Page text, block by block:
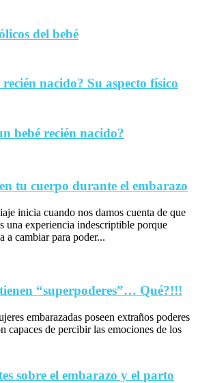
del bebé
nacido? Su aspecto físico
bebé recién nacido?
tu cuerpo durante el embarazo
inicia cuando nos damos cuenta de que
una experiencia indescriptible porque
a cambiar para poder...
“superpoderes”… Qué?!!!
embarazadas poseen extraños poderes
capaces de percibir las emociones de los
sobre el embarazo y el parto